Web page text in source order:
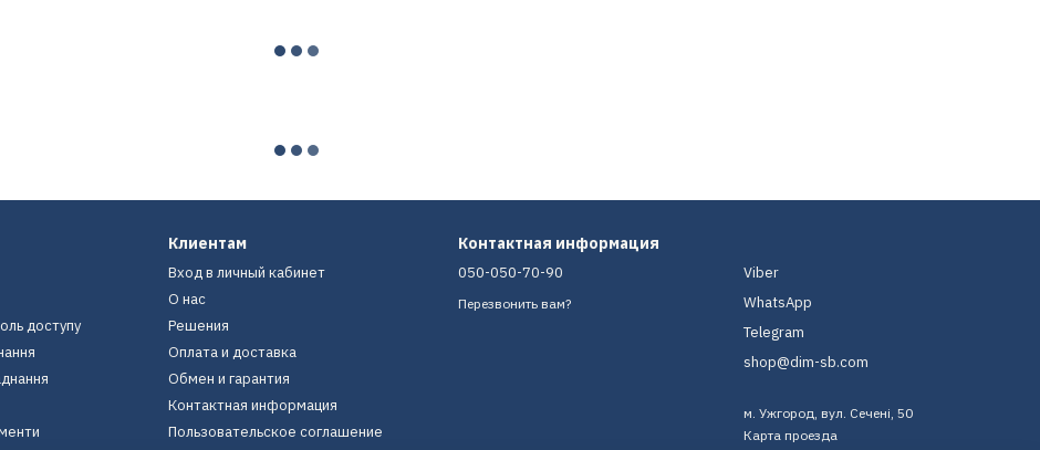
доступу
Клиентам
Вход в личный кабинет
О нас
Решения
Оплата и доставка
Обмен и гарантия
Контактная информация
Пользовательское соглашение
Контактная информация
050-050-70-90
Перезвонить вам?
Viber
WhatsApp
Telegram
shop@dim-sb.com
м. Ужгород, вул. Сечені, 50
Карта проезда